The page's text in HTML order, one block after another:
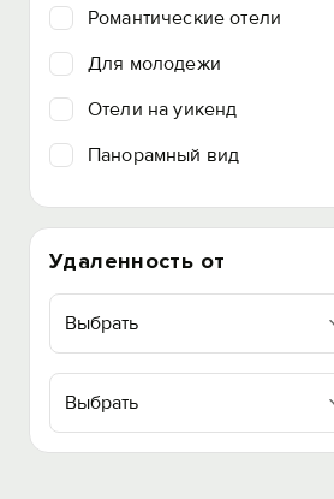
Романтические отели
Для молодежи
Отели на уикенд
Панорамный вид
Удаленность от
Выбрать
Выбрать